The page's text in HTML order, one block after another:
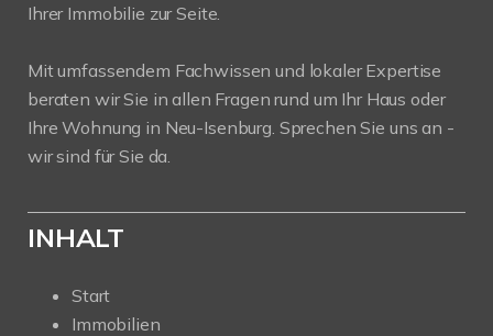
Ihrer Immobilie zur Seite.
Mit umfassendem Fachwissen und lokaler Expertise
beraten wir Sie in allen Fragen rund um Ihr Haus oder
Ihre Wohnung in Neu-Isenburg. Sprechen Sie uns an -
wir sind für Sie da.
INHALT
Start
Immobilien